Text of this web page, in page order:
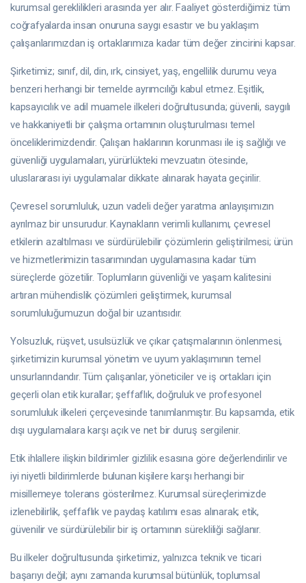
kurumsal gereklilikleri arasında yer alır. Faaliyet gösterdiğimiz tüm
coğrafyalarda insan onuruna saygı esastır ve bu yaklaşım
çalışanlarımızdan iş ortaklarımıza kadar tüm değer zincirini kapsar.
Şirketimiz; sınıf, dil, din, ırk, cinsiyet, yaş, engellilik durumu veya
benzeri herhangi bir temelde ayrımcılığı kabul etmez. Eşitlik,
kapsayıcılık ve adil muamele ilkeleri doğrultusunda; güvenli, saygılı
ve hakkaniyetli bir çalışma ortamının oluşturulması temel
önceliklerimizdendir. Çalışan haklarının korunması ile iş sağlığı ve
güvenliği uygulamaları, yürürlükteki mevzuatın ötesinde,
uluslararası iyi uygulamalar dikkate alınarak hayata geçirilir.
Çevresel sorumluluk, uzun vadeli değer yaratma anlayışımızın
ayrılmaz bir unsurudur. Kaynakların verimli kullanımı, çevresel
etkilerin azaltılması ve sürdürülebilir çözümlerin geliştirilmesi; ürün
ve hizmetlerimizin tasarımından uygulamasına kadar tüm
süreçlerde gözetilir. Toplumların güvenliği ve yaşam kalitesini
artıran mühendislik çözümleri geliştirmek, kurumsal
sorumluluğumuzun doğal bir uzantısıdır.
Yolsuzluk, rüşvet, usulsüzlük ve çıkar çatışmalarının önlenmesi,
şirketimizin kurumsal yönetim ve uyum yaklaşımının temel
unsurlarındandır. Tüm çalışanlar, yöneticiler ve iş ortakları için
geçerli olan etik kurallar; şeffaflık, doğruluk ve profesyonel
sorumluluk ilkeleri çerçevesinde tanımlanmıştır. Bu kapsamda, etik
dışı uygulamalara karşı açık ve net bir duruş sergilenir.
Etik ihlallere ilişkin bildirimler gizlilik esasına göre değerlendirilir ve
iyi niyetli bildirimlerde bulunan kişilere karşı herhangi bir
misillemeye tolerans gösterilmez. Kurumsal süreçlerimizde
izlenebilirlik, şeffaflık ve paydaş katılımı esas alınarak; etik,
güvenilir ve sürdürülebilir bir iş ortamının sürekliliği sağlanır.
Bu ilkeler doğrultusunda şirketimiz, yalnızca teknik ve ticari
başarıyı değil; aynı zamanda kurumsal bütünlük, toplumsal